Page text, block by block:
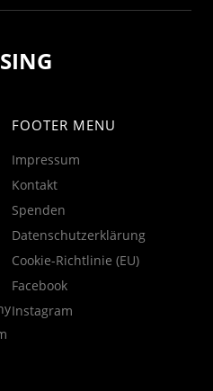
FOOTER MENU
Impressum
Kontakt
Spenden
Datenschutzerklärung
Cookie-Richtlinie (EU)
Facebook
Instagram